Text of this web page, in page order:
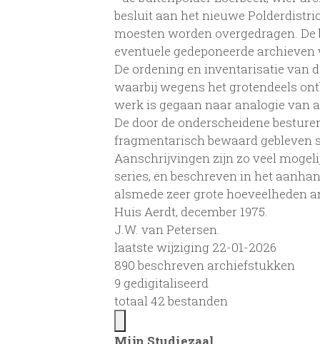
besluit aan het nieuwe
moesten worden overgedragen.
eventuele gedeponeerde
De ordening en inventarisatie van
waarbij wegens het grotendeels
werk is gegaan naar analogie van
De door de onderscheidene
fragmentarisch bewaard gebleven
Aanschrijvingen zijn zo veel
series, en beschreven in het
alsmede zeer grote hoeveelheden
Huis Aerdt, december 1975.
J.W. van Petersen.
laatste wijziging 22-01-2026
890 beschreven archiefstukken
9 gedigitaliseerd
totaal 42 bestanden
Mijn Studiezaal